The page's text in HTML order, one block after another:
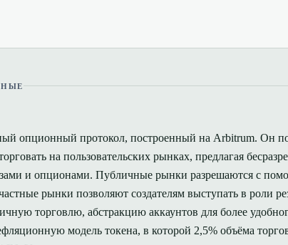
опционный протокол, построенный на Arbitrum. Он
на пользовательских рынках, предлагая
и опционами. Публичные рынки разрешаются с
рынки позволяют создателям выступать в роли
торговлю, абстракцию аккаунтов для более
модель токена, в которой 2,5% объёма